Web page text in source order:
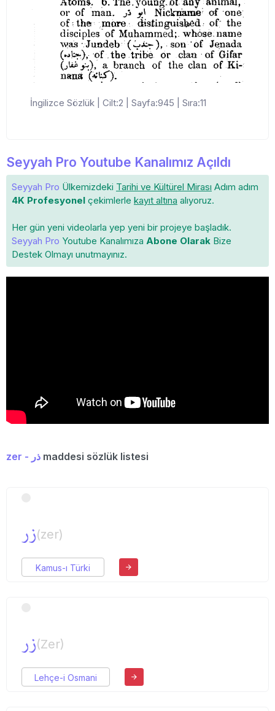
İngilizce Sözlük | Cilt:2 | Sayfa:945 | Sıra:11
Seyyah Pro Youtube Kanalımız Açıldı
Seyyah Pro Ülkemizdeki Tarihi ve Kültürel Mirası Adım adım
4K Profesyonel çekimlerle kayıt altına alıyoruz.
Her gün yeni videolarla yep yeni bir projeye başladık.
Seyyah Pro Youtube Kanalımıza Abone Olarak Bize
Destek Olmayı unutmayınız.
zer - ذر maddesi sözlük listesi
زر(zer)
Kamus-ı Türki
زر(Zer)
Lehçe-i Osmani